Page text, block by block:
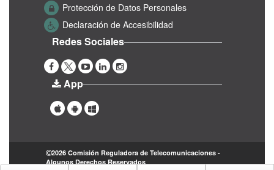
Protección de Datos Personales
Declaración de Accesibilidad
Redes Sociales
App
2026 Comisión Reguladora de Telecomunicaciones -
Algunos Derechos Reservados